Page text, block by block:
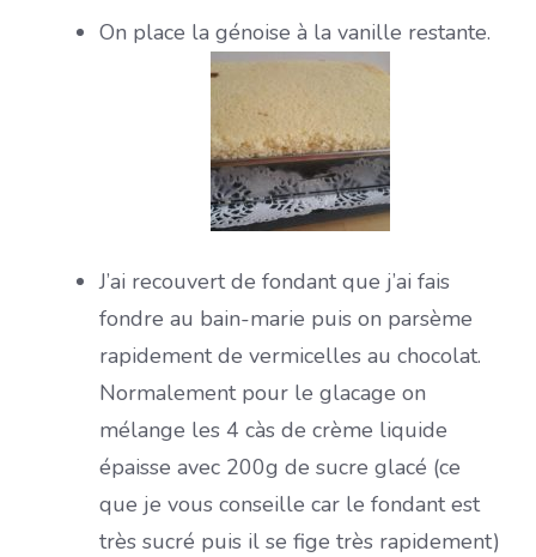
On place la génoise à la vanille restante.
J’ai recouvert de fondant que j’ai fais
fondre au bain-marie puis on parsème
rapidement de vermicelles au chocolat.
Normalement pour le glacage on
mélange les 4 càs de crème liquide
épaisse avec 200g de sucre glacé (ce
que je vous conseille car le fondant est
très sucré puis il se fige très rapidement)